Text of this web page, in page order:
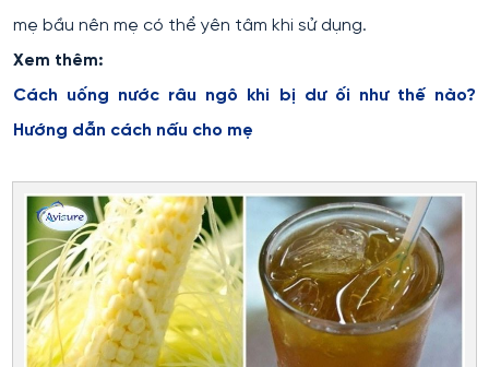
mẹ bầu nên mẹ có thể yên tâm khi sử dụng.
Xem thêm:
Cách uống nước râu ngô khi bị dư ối như thế nào?
Hướng dẫn cách nấu cho mẹ